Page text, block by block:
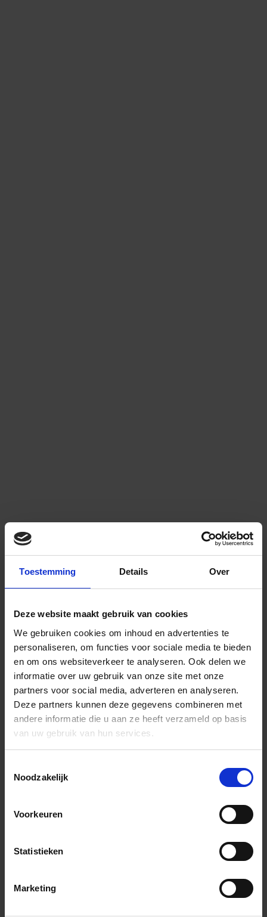
Toestemming Details Over
Deze website maakt gebruik van cookies
We gebruiken cookies om inhoud en advertenties te
personaliseren, om functies voor sociale media te bieden
en om ons websiteverkeer te analyseren. Ook delen we
informatie over uw gebruik van onze site met onze
partners voor social media, adverteren en analyseren.
Deze partners kunnen deze gegevens combineren met
andere informatie die u aan ze heeft verzameld op basis
van uw gebruik van hun services.
Noodzakelijk
Voorkeuren
Statistieken
Marketing